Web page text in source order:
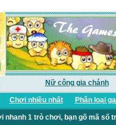
Nữ công gia chánh
Chơi nhiều nhất Phân loại
nhanh 1 trò chơi, bạn gõ mã số